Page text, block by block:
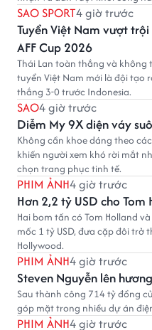
SAO SPORT4 giờ trước
Tuyển Việt Nam vượt
AFF Cup 2026
Thái Lan toàn thắng và
tuyển Việt Nam mới là đội tạo
thắng 3-0 trước Indonesia.
SAO4 giờ trước
Diễm My 9X diện váy
Không cần khoe dáng theo
khiến người xem khó rời mắt
chọn trang phục tinh tế.
PHIM ẢNH4 giờ trước
Hơn 2,2 tỷ USD cho
Hai bom tấn có Tom Holland
mốc 1 tỷ USD, đưa cặp đôi trở
Hollywood.
PHIM ẢNH4 giờ trước
Steven Nguyễn lên
Sau thành công 714 tỷ đồng
góp mặt trong nhiều dự án
PHIM ẢNH4 giờ trước